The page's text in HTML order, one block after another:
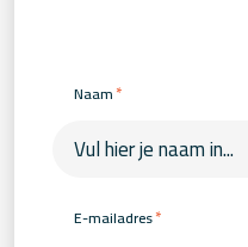
Naam*
E-mailadres*